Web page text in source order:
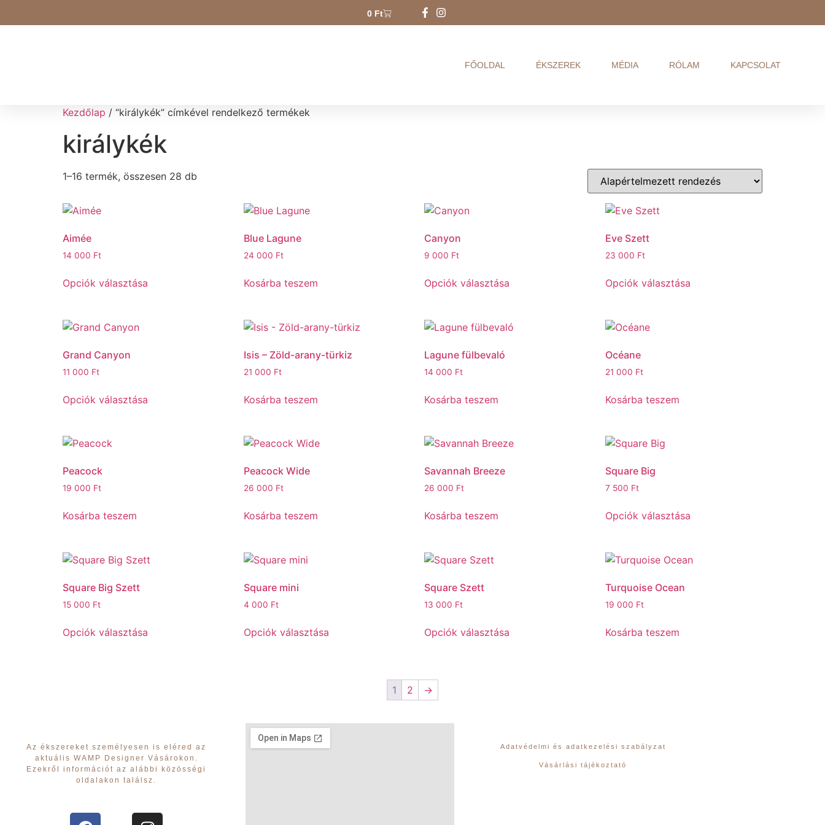
0 Ft
FŐOLDAL ÉKSZEREK MÉDIA RÓLAM KAPCSOLAT
Kezdőlap / “királykék” címkével rendelkező termékek
királykék
1–16 termék, összesen 28 db
Aimée
14 000 Ft
Opciók választása
Blue Lagune
24 000 Ft
Kosárba teszem
Canyon
9 000 Ft
Opciók választása
Eve Szett
23 000 Ft
Opciók választása
Grand Canyon
11 000 Ft
Opciók választása
Isis – Zöld-arany-türkiz
21 000 Ft
Kosárba teszem
Lagune fülbevaló
14 000 Ft
Kosárba teszem
Océane
21 000 Ft
Kosárba teszem
Peacock
19 000 Ft
Kosárba teszem
Peacock Wide
26 000 Ft
Kosárba teszem
Savannah Breeze
26 000 Ft
Kosárba teszem
Square Big
7 500 Ft
Opciók választása
Square Big Szett
15 000 Ft
Opciók választása
Square mini
4 000 Ft
Opciók választása
Square Szett
13 000 Ft
Opciók választása
Turquoise Ocean
19 000 Ft
Kosárba teszem
1 2 →
Az ékszereket személyesen is eléred az
aktuális WAMP Designer Vásárokon.
Ezekről információt az alábbi közösségi
oldalakon találsz.
Adatvédelmi és adatkezelési szabályzat
Vásárlási tájékoztató